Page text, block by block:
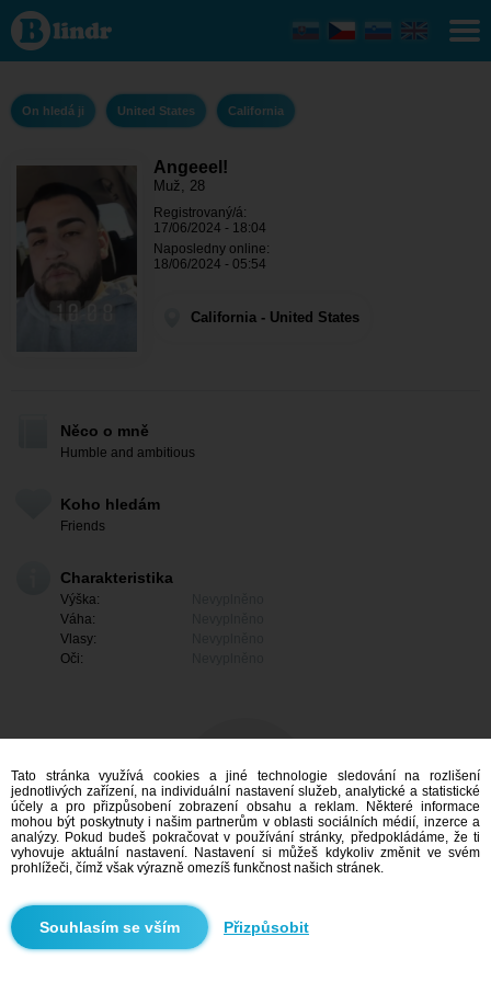
Angeeel!
- On
hledá ji
California
On hledá ji United States California
Angeeel!
Muž, 28
Registrovaný/á:
17/06/2024 - 18:04
Naposledny online:
18/06/2024 - 05:54
California - United States
Něco o mně
Humble and ambitious
Koho hledám
Friends
Charakteristika
Výška:
Váha:
Vlasy:
Oči:
Mám zájem
Vyhledávání
Tato stránka využívá cookies a jiné technologie sledování na rozlišení
jednotlivých zařízení, na individuální nastavení služeb, analytické a statistické
účely a pro přizpůsobení zobrazení obsahu a reklam. Některé informace
mohou být poskytnuty i našim partnerům v oblasti sociálních médií, inzerce a
analýzy. Pokud budeš pokračovat v používání stránky, předpokládáme, že ti
vyhovuje aktuální nastavení. Nastavení si můžeš kdykoliv změnit ve svém
prohlížeči, čímž však výrazně omezíš funkčnost našich stránek.
Přizpůsobit